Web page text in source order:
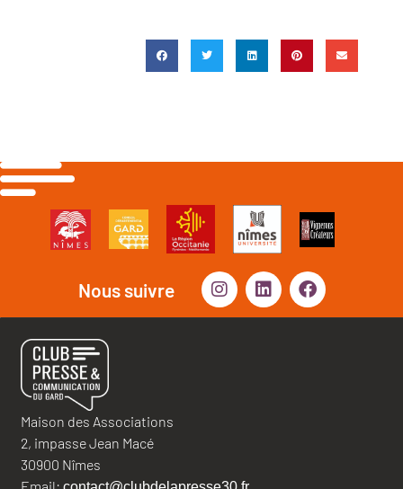
Nous suivre
Maison des Associations
2, impasse Jean Macé
30900 Nîmes